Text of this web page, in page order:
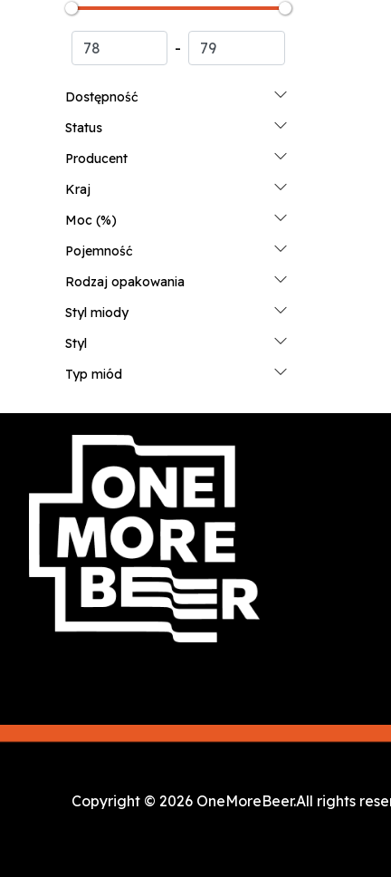
-
Dostępność
Status
Producent
Kraj
Moc (%)
Pojemność
Rodzaj opakowania
Styl miody
Styl
Typ miód
Copyright © 2026 OneMoreBeer.All rights